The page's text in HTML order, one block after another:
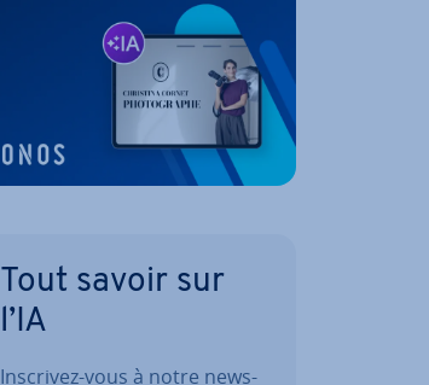
Tout savoir sur
l’IA
Inscrivez-vous à notre news­